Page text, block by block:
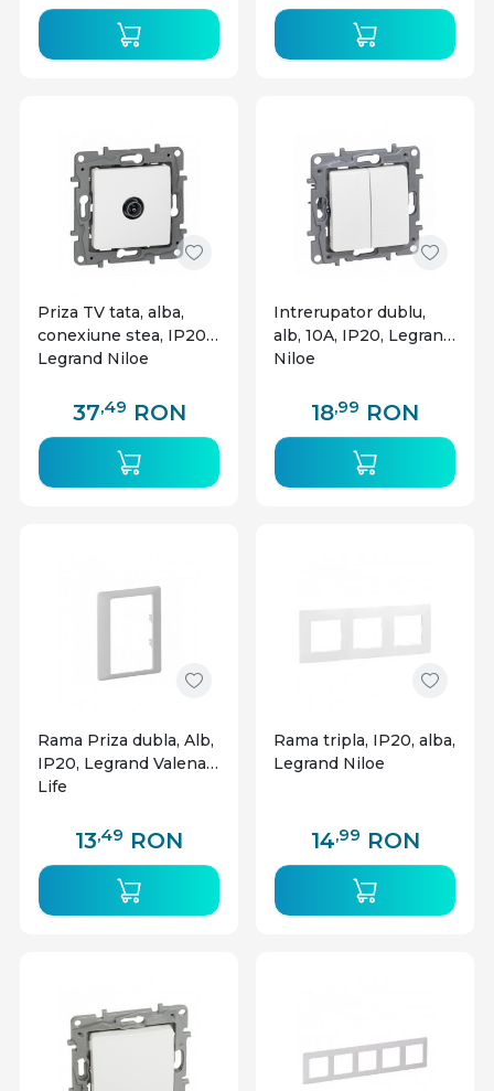
Priza TV tata, alba,
conexiune stea, IP20,
Legrand Niloe
37,49 RON
Intrerupator dublu,
alb, 10A, IP20, Legrand
Niloe
18,99 RON
Rama Priza dubla, Alb,
IP20, Legrand Valena
Life
13,49 RON
Rama tripla, IP20, alba,
Legrand Niloe
14,99 RON